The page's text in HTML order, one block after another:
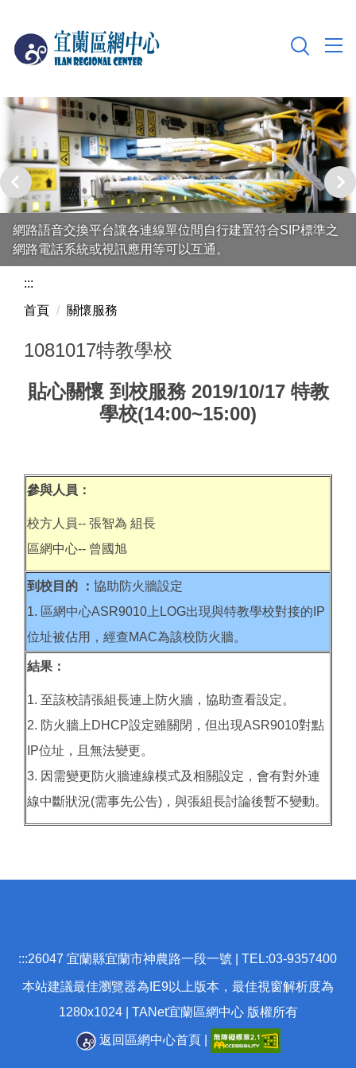
主
容
網路語音交換平台讓各連線單位間自行建置符合SIP標準之
網路電話系統或視訊應用等可以互通。
:::
首頁
關懷服務
1081017特教學校
貼心關懷 到校服務 2019/10/17 特教
學校(14:00~15:00)
參與人員：
校方人員-- 張智為 組長
區網中心-- 曾國旭
到校目的 ： 協助防火牆設定
1. 區網中心ASR9010上LOG出現與特教學校對接的IP
位址被佔用，經查MAC為該校防火牆。
結果：
1. 至該校請張組長連上防火牆，協助查看設定。
2. 防火牆上DHCP設定雖關閉，但出現ASR9010對點
IP位址，且無法變更。
3. 因需變更防火牆連線模式及相關設定，會有對外連
線中斷狀況(需事先公告)，與張組長討論後暫不變動。
:::26047 宜蘭縣宜蘭市神農路一段一號 | TEL:03-9357400
本站建議最佳瀏覽器為IE9以上版本，最佳視窗解析度為
1280x1024 | TANet宜蘭區網中心 版權所有
返回區網中心首頁|